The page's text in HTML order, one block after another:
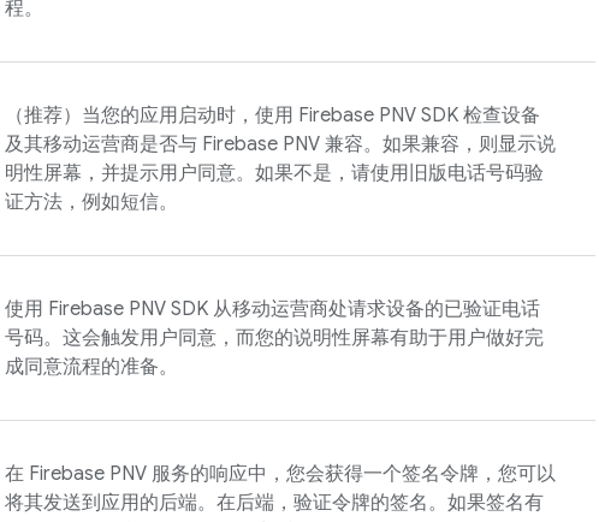
程。
（推荐）当您的应用启动时，使用 Firebase PNV SDK 检查设备
及其移动运营商是否与 Firebase PNV 兼容。如果兼容，则显示说
明性屏幕，并提示用户同意。如果不是，请使用旧版电话号码验
证方法，例如短信。
使用 Firebase PNV SDK 从移动运营商处请求设备的已验证电话
号码。这会触发用户同意，而您的说明性屏幕有助于用户做好完
成同意流程的准备。
在 Firebase PNV 服务的响应中，您会获得一个签名令牌，您可以
将其发送到应用的后端。在后端，验证令牌的签名。如果签名有